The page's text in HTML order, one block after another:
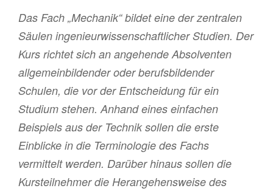
Das Fach „Mechanik“ bildet eine der zentralen
Säulen ingenieurwissenschaftlicher Studien. Der
Kurs richtet sich an angehende Absolventen
allgemeinbildender oder berufsbildender
Schulen, die vor der Entscheidung für ein
Studium stehen. Anhand eines einfachen
Beispiels aus der Technik sollen die erste
Einblicke in die Terminologie des Fachs
vermittelt werden. Darüber hinaus sollen die
Kursteilnehmer die Herangehensweise des